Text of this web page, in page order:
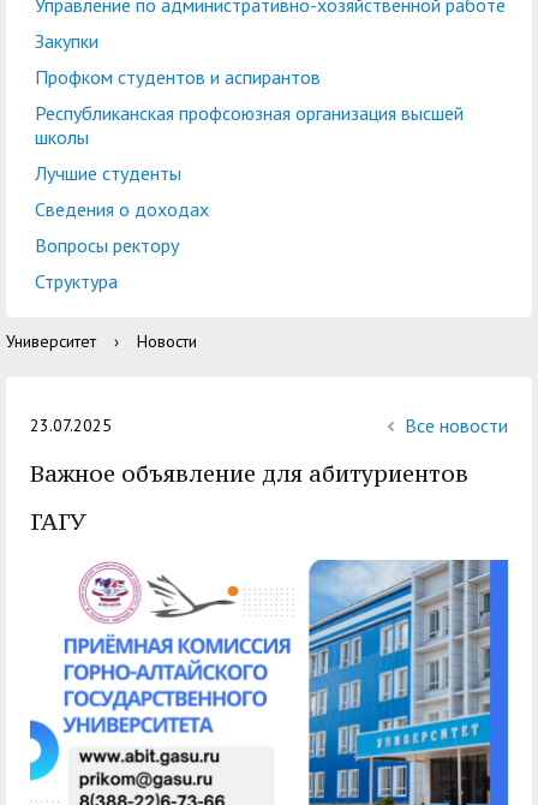
Международная
деятельность
Управление по
административно-
Закупки
Республиканская
организация высшей
Центр тестирования
иностранных граждан
по русскому языку
Центр развития
компетенций
Центр русского языка
обучающихся ГАГУ
Образовательный
модуль «Обучение
Информация о
отпуска обучающимся
Управление по административно-хозяйственной работе
Закупки
Профком студентов и аспирантов
Республиканская профсоюзная организация высшей
школы
Лучшие студенты
Сведения о доходах
Вопросы ректору
Структура
Университет › Новости
23.07.2025 Все новости
Важное объявление для абитуриентов
ГАГУ